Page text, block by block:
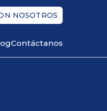
NOSOTROS
Contáctanos